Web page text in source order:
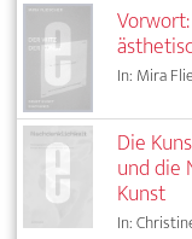
In: Mira
Die
und die
Kunst
In: